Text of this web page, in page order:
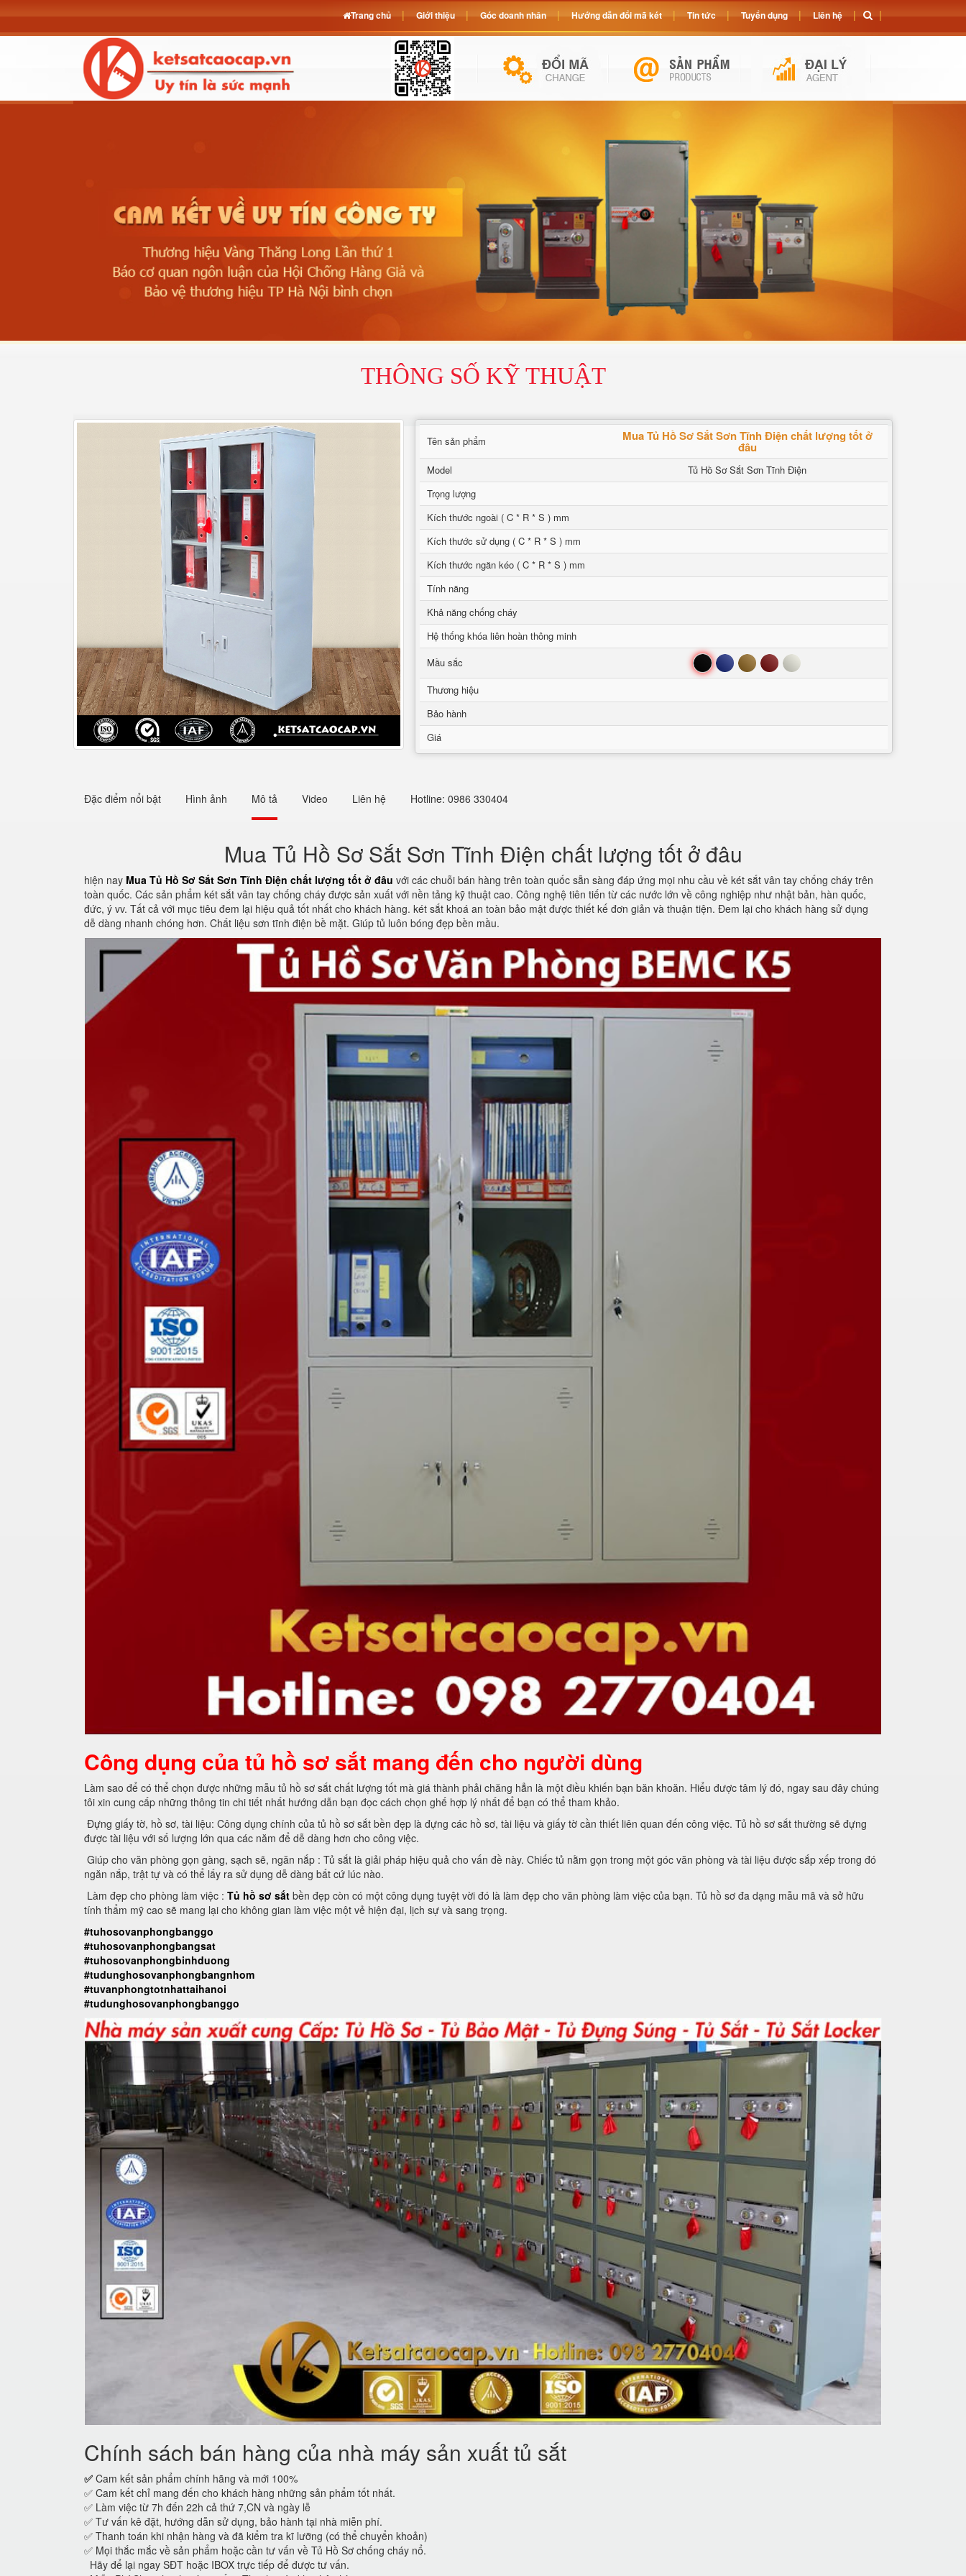
THÔNG SỐ KỸ THUẬT
Tên sản phẩm Mua Tủ Hồ Sơ Sắt Sơn Tĩnh Điện chất lượng tốt ở
đâu
Model
Tủ Hồ Sơ Sắt Sơn Tĩnh Điện
Trọng lượng
Kích thước ngoài ( C * R * S ) mm
Kích thước sử dụng ( C * R * S ) mm
Kích thước ngăn kéo ( C * R * S ) mm
Tính năng
Khả năng chống cháy
Hệ thống khóa liên hoàn thông minh
Mầu sắc
Đen Xanh Nâu Đỏ Trắng
Thương hiệu
Bảo hành
Giá
Đặc điểm nổi bật Hình ảnh Mô tả Video Liên hệ Hotline: 0986 330404
Mua Tủ Hồ Sơ Sắt Sơn Tĩnh Điện chất lượng tốt ở đâu
hiện nay Mua Tủ Hồ Sơ Sắt Sơn Tĩnh Điện chất lượng tốt ở đâu với các chuỗi bán hàng trên toàn quốc sẵn sàng đáp ứng mọi nhu cầu về két sắt vân tay chống cháy trên
toàn quốc. Các sản phẩm két sắt vân tay chống cháy được sản xuất với nền tảng kỹ thuật cao. Công nghệ tiên tiến từ các nước lớn về công nghiệp như nhật bản, hàn quốc,
đức, ý vv. Tất cả với mục tiêu đem lại hiệu quả tốt nhất cho khách hàng. két sắt khoá an toàn bảo mật được thiết kế đơn giản và thuận tiện. Đem lại cho khách hàng sử dụng
dễ dàng nhanh chóng hơn. Chất liệu sơn tĩnh điện bề mặt. Giúp tủ luôn bóng đẹp bền mầu.
Công dụng của tủ hồ sơ sắt mang đến cho người dùng
Làm sao để có thể chọn được những mẫu tủ hồ sơ sắt chất lượng tốt mà giá thành phải chăng hẳn là một điều khiến bạn băn khoăn. Hiểu được tâm lý đó, ngay sau đây chúng
tôi xin cung cấp những thông tin chi tiết nhất hướng dẫn bạn đọc cách chọn ghế hợp lý nhất để bạn có thể tham khảo.
Đựng giấy tờ, hồ sơ, tài liệu: Công dụng chính của tủ hồ sơ sắt bền đẹp là đựng các hồ sơ, tài liệu và giấy tờ cần thiết liên quan đến công việc. Tủ hồ sơ sắt thường sẽ đựng
được tài liệu với số lượng lớn qua các năm để dễ dàng hơn cho công việc.
Giúp cho văn phòng gọn gàng, sạch sẽ, ngăn nắp : Tủ sắt là giải pháp hiệu quả cho vấn đề này. Chiếc tủ nằm gọn trong một góc văn phòng và tài liệu được sắp xếp trong đó
ngăn nắp, trật tự và có thể lấy ra sử dụng dễ dàng bất cứ lúc nào.
Làm đẹp cho phòng làm việc : Tủ hồ sơ sắt bền đẹp còn có một công dụng tuyệt vời đó là làm đẹp cho văn phòng làm việc của bạn. Tủ hồ sơ đa dạng mẫu mã và sở hữu
tính thẩm mỹ cao sẽ mang lại cho không gian làm việc một vẻ hiện đại, lịch sự và sang trọng.
#tuhosovanphongbanggo
#tuhosovanphongbangsat
#tuhosovanphongbinhduong
#tudunghosovanphongbangnhom
#tuvanphongtotnhattaihanoi
#tudunghosovanphongbanggo
Chính sách bán hàng của nhà máy sản xuất tủ sắt
✅ Cam kết sản phẩm chính hãng và mới 100%
✅ Cam kết chỉ mang đến cho khách hàng những sản phẩm tốt nhất.
✅ Làm việc từ 7h đến 22h cả thứ 7,CN và ngày lễ
✅ Tư vấn kê đặt, hướng dẫn sử dụng, bảo hành tại nhà miễn phí.
✅ Thanh toán khi nhận hàng và đã kiểm tra kĩ lưỡng (có thể chuyển khoản)
✅ Mọi thắc mắc về sản phẩm hoặc cần tư vấn về Tủ Hồ Sơ chống cháy nổ.
Hãy để lại ngay SĐT hoặc IBOX trực tiếp để được tư vấn.
Trang chủ Giới thiệu Góc doanh nhân Hướng dẫn đổi mã két Tin tức Tuyển dụng Liên hệ